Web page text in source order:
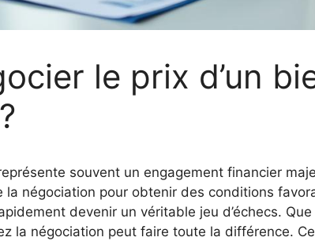
le prix d’un
souvent un engagement financier
la négociation pour obtenir des conditions
devenir un véritable jeu d’échecs.
la négociation peut faire toute la différence.